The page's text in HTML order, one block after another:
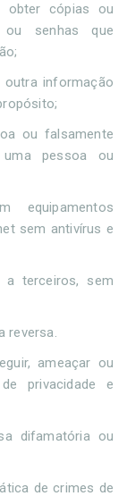
obter cópias ou
senhas que
informação
ou falsamente
pessoa ou
sem antivírus e
terceiros, sem
reversa.
ameaçar ou
privacidade e
difamatória ou
de crimes de